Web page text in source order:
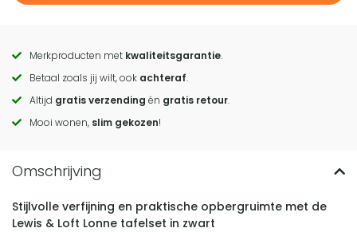
Call
to
actions
Merkproducten met kwaliteitsgarantie.
Betaal zoals jij wilt, ook achteraf.
Altijd gratis verzending én gratis retour.
Mooi wonen, slim gekozen!
Stijlvolle verfijning en praktische opbergruimte met de
Lewis & Loft Lonne tafelset in zwart